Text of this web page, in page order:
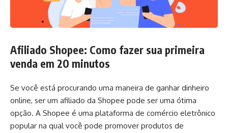
Afiliado Shopee: Como fazer sua primeira
venda em 20 minutos
Se você está procurando uma maneira de ganhar dinheiro
online, ser um afiliado da Shopee pode ser uma ótima
opção. A Shopee é uma plataforma de comércio eletrônico
popular na qual você pode promover produtos de